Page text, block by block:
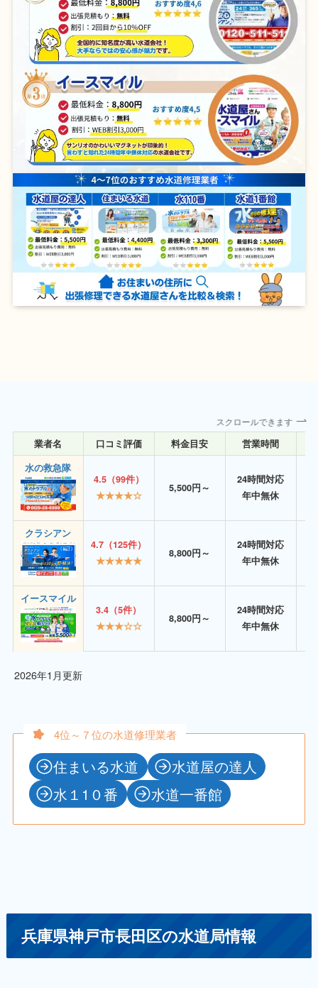
スクロールできます
業者名 口コミ評価 料金目安 営業時間
水の救急隊
4.5（99件）
★★★★☆
5,500円～
24時間対応
年中無休
クラシアン
4.7（125件）
★★★★★
8,800円～
24時間対応
年中無休
イースマイル
3.4（5件）
★★★☆☆
8,800円～
24時間対応
年中無休
2026年1月更新
4位～７位の水道修理業者
住まいる水道
水道屋の達人
水１1０番
水道一番館
兵庫県神戸市長田区の水道局情報